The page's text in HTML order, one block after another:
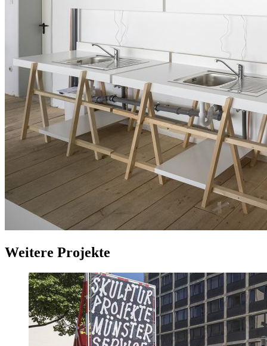
Weitere Projekte